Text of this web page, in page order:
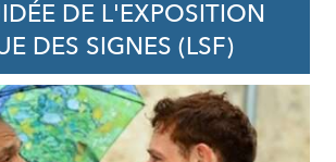
DE L'EXPOSITION
DES SIGNES (LSF)